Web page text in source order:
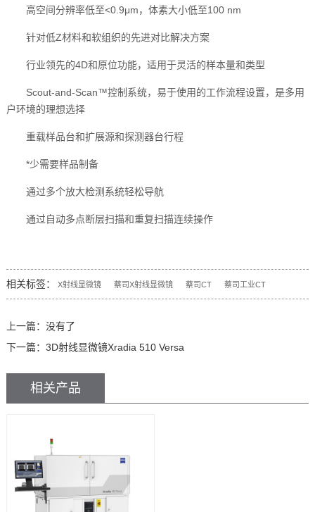
高空间分辨率低至<0.9μm，体素大小低至100 nm
针对低Z材料和软组织的先进对比解决方案
行业领先的4D和原位功能，适用于灵活的样本量和类型
Scout-and-Scan™控制系统，易于使用的工作流程设置，是多用
户环境的理想选择
重载样品台和扩展源和探测器台行程
*少需要样品制备
通过多个放大检测系统轻松导航
通过自动多点断层扫描和重复扫描连续操作
相关标签： X射线显微镜 蔡司X射线显微镜 蔡司CT 蔡司工业CT
上一篇：没有了
下一篇： 3D射线显微镜Xradia 510 Versa
相关产品